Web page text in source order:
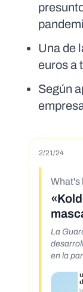
Una de
euros a
Según
2/21/24
What's
La
en la